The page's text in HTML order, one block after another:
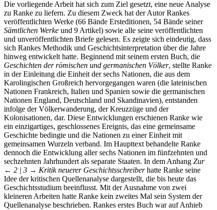
Die vorliegende Arbeit hat sich zum Ziel gesetzt, eine neue Analyse
zu Ranke zu liefern. Zu diesem Zweck hat der Autor Rankes
veröffentlichten Werke (66 Bände Ersteditionen, 54 Bände seiner
Sämtlichen Werke und 9 Artikel) sowie alle seine veröffentlichten
und unveröffentlichten Briefe gelesen. Es zeigte sich eindeutig, dass
sich Rankes Methodik und Geschichtsinterpretation über die Jahre
hinweg entwickelt hatte. Beginnend mit seinem ersten Buch, die
Geschichten der römischen und germanischen Völker, stellte Ranke
in der Einleitung die Einheit der sechs Nationen, die aus dem
Karolingischen Großreich hervorgegangen waren (die lateinischen
Nationen Frankreich, Italien und Spanien sowie die germanischen
Nationen England, Deutschland und Skandinavien), entstanden
infolge der Völkerwanderung, der Kreuzzüge und der
Kolonisationen, dar. Diese Entwicklungen erschienen Ranke wie
ein einzigartiges, geschlossenes Ereignis, das eine gemeinsame
Geschichte bedingte und die Nationen zu einer Einheit mit
gemeinsamen Wurzeln verband. Im Haupttext behandelte Ranke
dennoch die Entwicklung aller sechs Nationen im fünfzehnten und
sechzehnten Jahrhundert als separate Staaten. In dem Anhang Zur
← 2 | 3 → Kritik neuerer Geschichtsschreiberhatte Ranke seine
Idee der kritischen Quellenanalyse dargestellt, die bis heute das
Geschichtsstudium beeinflusst. Mit der Ausnahme von zwei
kleineren Arbeiten hatte Ranke kein zweites Mal sein System der
Quellenanalyse beschrieben. Rankes erstes Buch war auf Anhieb